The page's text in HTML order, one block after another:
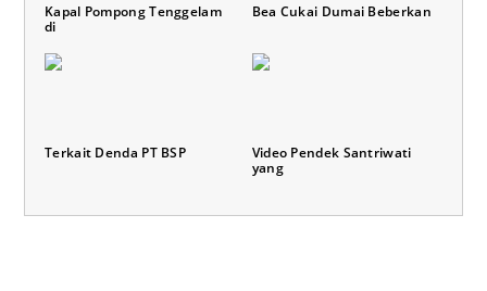
Kapal Pompong Tenggelam
di
Bea Cukai Dumai Beberkan
Terkait Denda PT BSP
Video Pendek Santriwati
yang